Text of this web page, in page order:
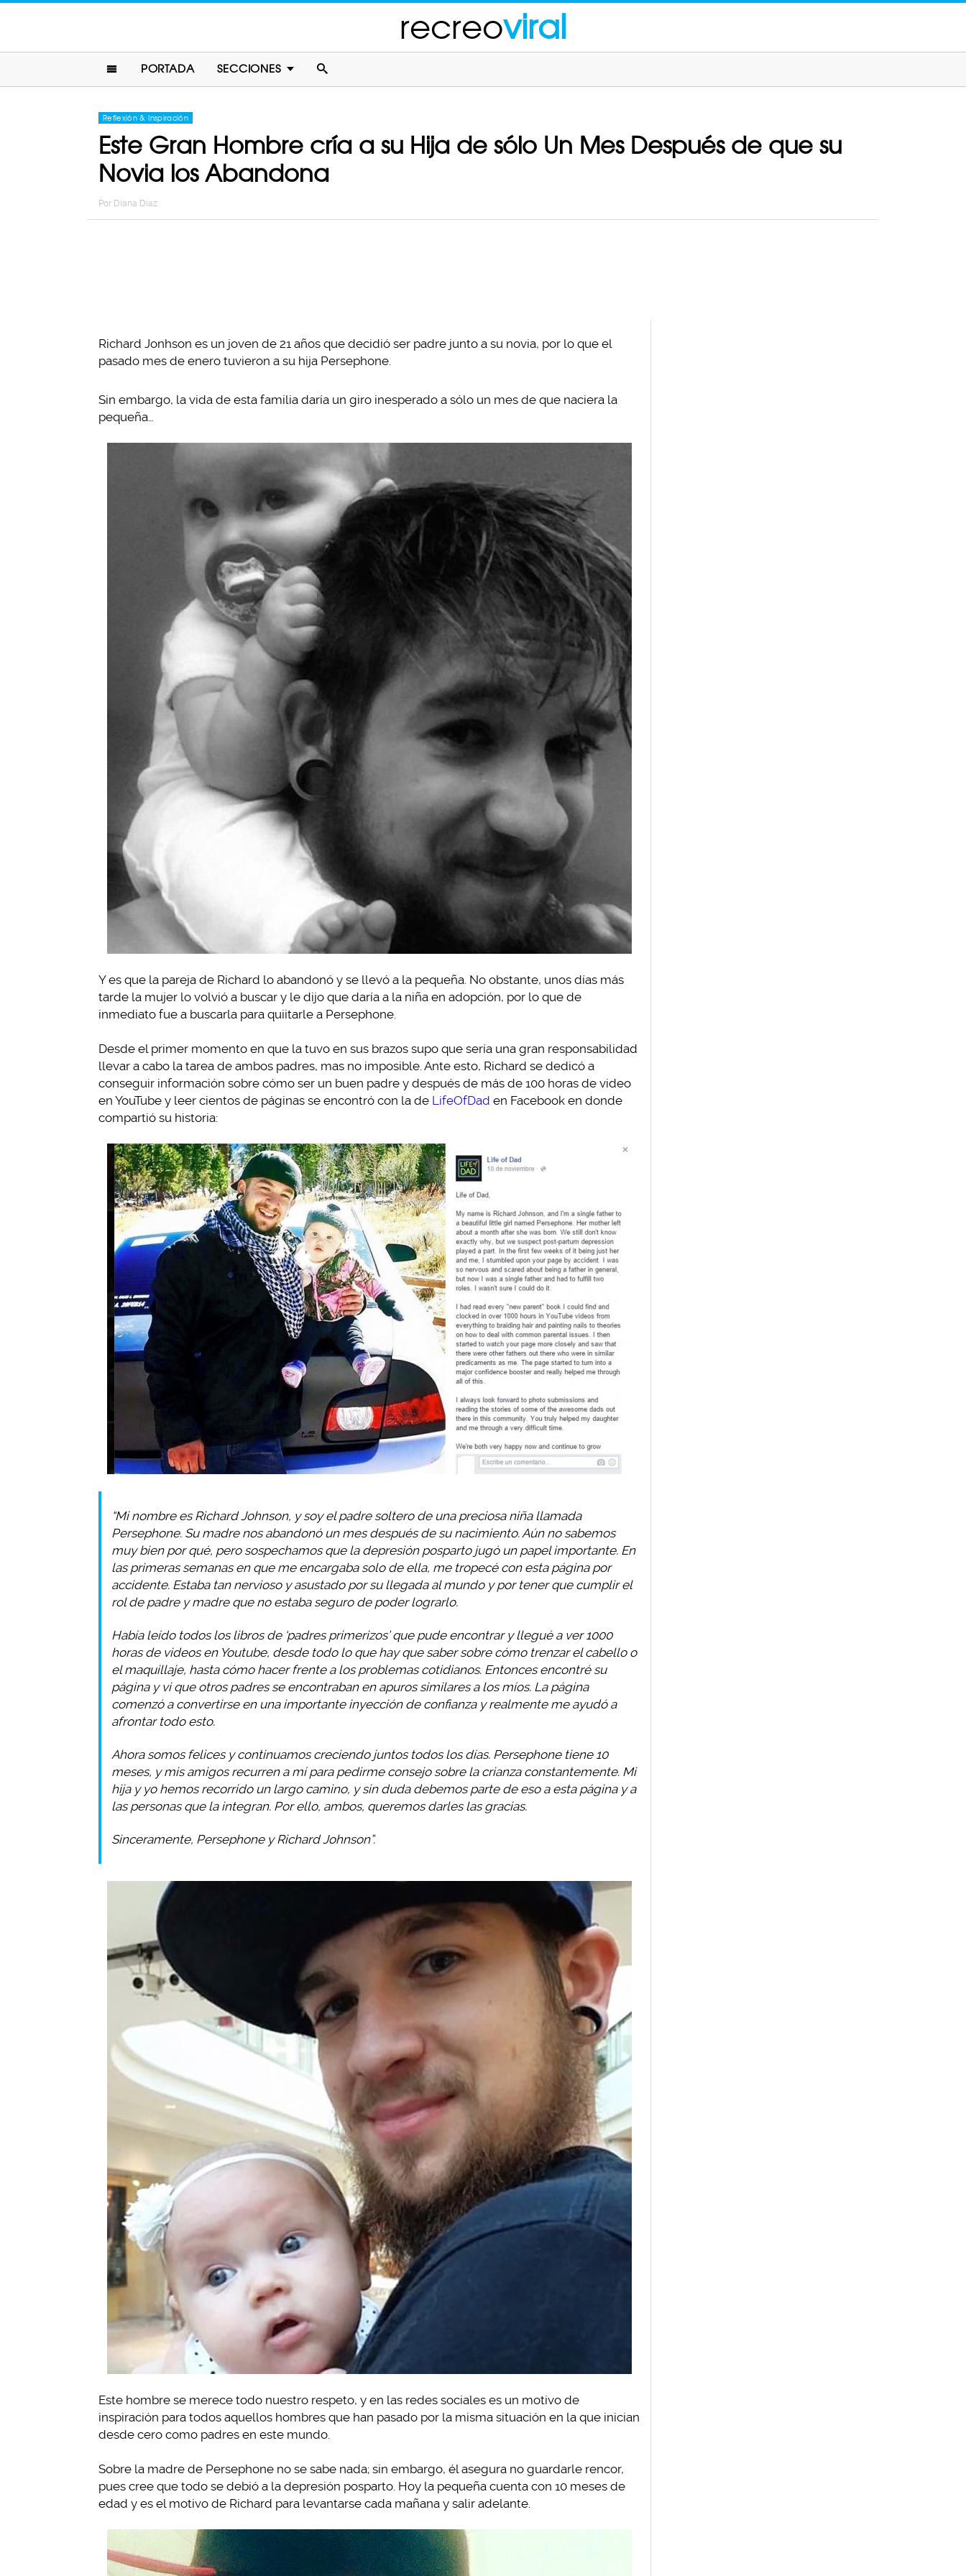
recreoviral
PORTADA SECCIONES
Reflexión & Inspiración
Este Gran Hombre cría a su Hija de sólo Un Mes Después de que su
Novia los Abandona
Por Diana Diaz
Richard Jonhson es un joven de 21 años que decidió ser padre junto a su novia, por lo que el
pasado mes de enero tuvieron a su hija Persephone.
Sin embargo, la vida de esta familia daría un giro inesperado a sólo un mes de que naciera la
pequeña…
Y es que la pareja de Richard lo abandonó y se llevó a la pequeña. No obstante, unos días más
tarde la mujer lo volvió a buscar y le dijo que daría a la niña en adopción, por lo que de
inmediato fue a buscarla para quiitarle a Persephone.
Desde el primer momento en que la tuvo en sus brazos supo que sería una gran responsabilidad
llevar a cabo la tarea de ambos padres, mas no imposible. Ante esto, Richard se dedicó a
conseguir información sobre cómo ser un buen padre y después de más de 100 horas de video
en YouTube y leer cientos de páginas se encontró con la de LifeOfDad en Facebook en donde
compartió su historia:
“Mi nombre es Richard Johnson, y soy el padre soltero de una preciosa niña llamada
Persephone. Su madre nos abandonó un mes después de su nacimiento. Aún no sabemos
muy bien por qué, pero sospechamos que la depresión posparto jugó un papel importante. En
las primeras semanas en que me encargaba solo de ella, me tropecé con esta página por
accidente. Estaba tan nervioso y asustado por su llegada al mundo y por tener que cumplir el
rol de padre y madre que no estaba seguro de poder lograrlo.
Había leído todos los libros de ‘padres primerizos’ que pude encontrar y llegué a ver 1000
horas de videos en Youtube, desde todo lo que hay que saber sobre cómo trenzar el cabello o
el maquillaje, hasta cómo hacer frente a los problemas cotidianos. Entonces encontré su
página y vi que otros padres se encontraban en apuros similares a los míos. La página
comenzó a convertirse en una importante inyección de confianza y realmente me ayudó a
afrontar todo esto.
Ahora somos felices y continuamos creciendo juntos todos los días. Persephone tiene 10
meses, y mis amigos recurren a mí para pedirme consejo sobre la crianza constantemente. Mi
hija y yo hemos recorrido un largo camino, y sin duda debemos parte de eso a esta página y a
las personas que la integran. Por ello, ambos, queremos darles las gracias.
Sinceramente, Persephone y Richard Johnson”.
Este hombre se merece todo nuestro respeto, y en las redes sociales es un motivo de
inspiración para todos aquellos hombres que han pasado por la misma situación en la que inician
desde cero como padres en este mundo.
Sobre la madre de Persephone no se sabe nada; sin embargo, él asegura no guardarle rencor,
pues cree que todo se debió a la depresión posparto. Hoy la pequeña cuenta con 10 meses de
edad y es el motivo de Richard para levantarse cada mañana y salir adelante.